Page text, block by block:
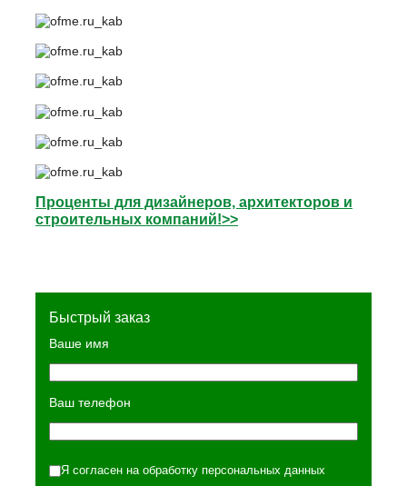
Проценты для дизайнеров, архитекторов и
строительных компаний!>>
Быстрый заказ
Ваше имя
Ваш телефон
Я согласен на обработку персональных данных